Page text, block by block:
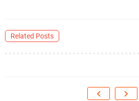
Related Posts